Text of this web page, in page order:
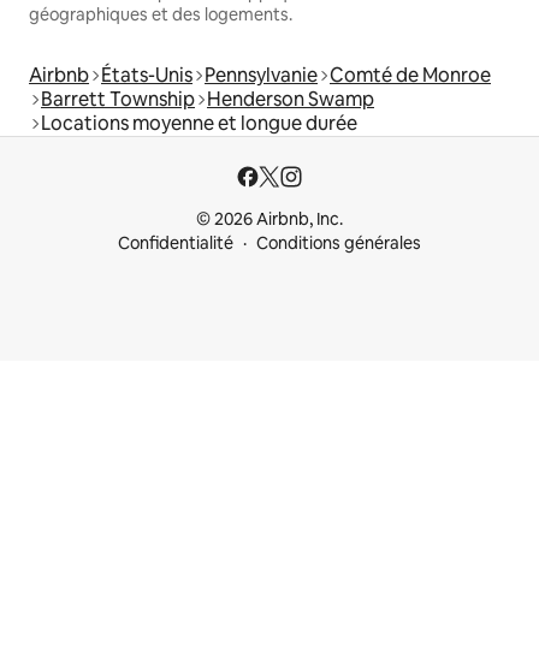
géographiques et des logements.
Airbnb États-Unis Pennsylvanie Comté de Monroe
Barrett Township Henderson Swamp
Locations moyenne et longue durée
© 2026 Airbnb, Inc.
Confidentialité
Conditions générales